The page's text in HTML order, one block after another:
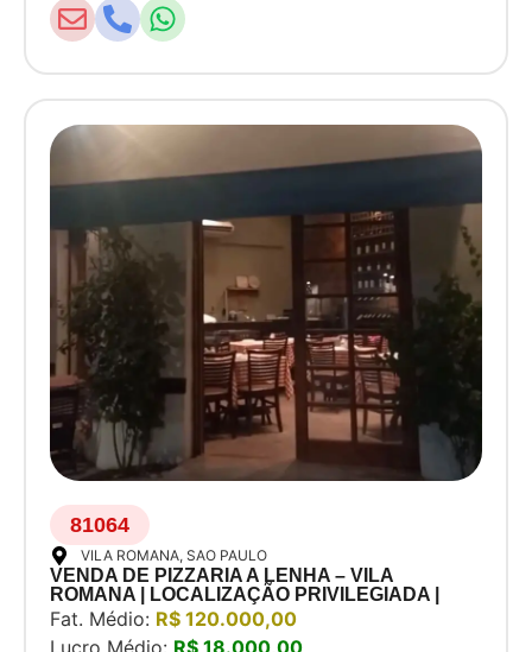
81064
VILA ROMANA, SAO PAULO
VENDA DE PIZZARIA A LENHA – VILA
ROMANA | LOCALIZAÇÃO PRIVILEGIADA |
ESQUINA COM ALTO FLUXO
Fat. Médio: R$ 120.000,00